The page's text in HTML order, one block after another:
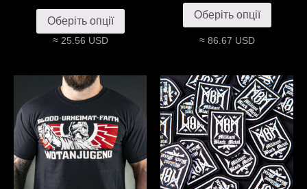
Оберіть опції
≈ 25.56 USD
Оберіть опції
≈ 86.67 USD